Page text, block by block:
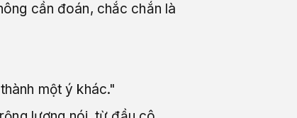
cần đoán, chắc chắn là
một ý khác."